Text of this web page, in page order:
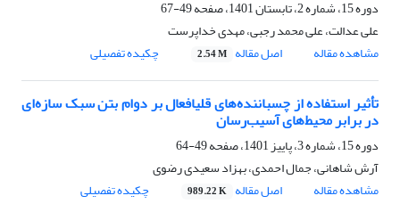
دوره 15، شماره 2، تابستان 1401، صفحه
49-67
علی عدالت، علی محمد رجبی، مهدی خداپرست
مشاهده مقاله
اصل مقاله 2.54 M چکیده تفصیلی
تأثیر استفاده از چسباننده‌های قلیافعال بر دوام بتن سبک سازه‌ای
در برابر محیط‌های آسیب‌رسان
دوره 15، شماره 3، پاییز 1401، صفحه
49-64
آرش شاهانی، جمال احمدی، بهزاد سعیدی رضوی
مشاهده مقاله
اصل مقاله 989.22 K چکیده تفصیلی